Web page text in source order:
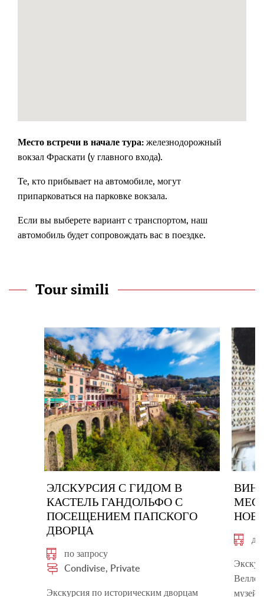
Место встречи в начале тура: железнодорожный
вокзал Фраскати (у главного входа).
Те, кто прибывает на автомобиле, могут
припарковаться на парковке вокзала.
Если вы выберете вариант с транспортом, наш
автомобиль будет сопровождать вас в поездке.
Tour simili
ЭЛСКУРСИЯ С ГИДОМ В
КАСТЕЛЬ ГАНДОЛЬФО С
ПОСЕЩЕНИЕМ ПАПСКОГО
ДВОРЦА
по запросу
Condivise, Private
Экскурсия по историческим дворцам
музей,